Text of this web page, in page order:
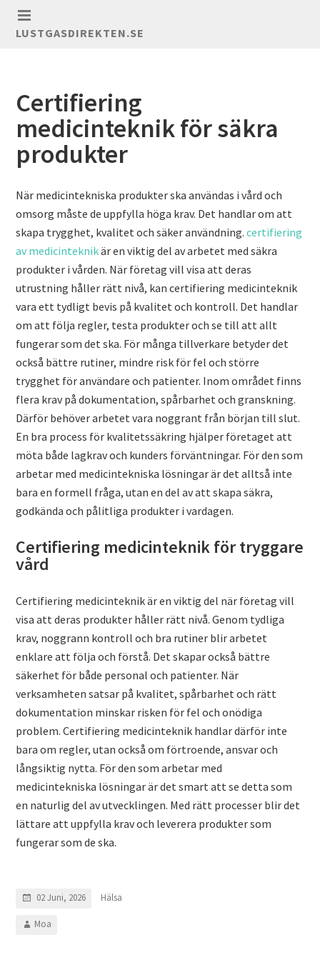
LUSTGASDIREKTEN.SE
Certifiering
medicinteknik för säkra
produkter
När medicintekniska produkter ska användas i vård och
omsorg måste de uppfylla höga krav. Det handlar om att
skapa trygghet, kvalitet och säker användning.certifiering
av medicinteknikär en viktig del av arbetet med säkra
produkter i vården. När företag vill visa att deras
utrustning håller rätt nivå, kan certifiering medicinteknik
vara ett tydligt bevis på kvalitet och kontroll. Det handlar
om att följa regler, testa produkter och se till att allt
fungerar som det ska. För många tillverkare betyder det
också bättre rutiner, mindre risk för fel och större
trygghet för användare och patienter. Inom området finns
flera krav på dokumentation, spårbarhet och granskning.
Därför behöver arbetet vara noggrant från början till slut.
En bra process för kvalitetssäkring hjälper företaget att
möta både lagkrav och kunders förväntningar. För den som
arbetar med medicintekniska lösningar är det alltså inte
bara en formell fråga, utan en del av att skapa säkra,
godkända och pålitliga produkter i vardagen.
Certifiering medicinteknik för tryggare
vård
Certifiering medicinteknik är en viktig del när företag vill
visa att deras produkter håller rätt nivå. Genom tydliga
krav, noggrann kontroll och bra rutiner blir arbetet
enklare att följa och förstå. Det skapar också bättre
säkerhet för både personal och patienter. När
verksamheten satsar på kvalitet, spårbarhet och rätt
dokumentation minskar risken för fel och onödiga
problem. Certifiering medicinteknik handlar därför inte
bara om regler, utan också om förtroende, ansvar och
långsiktig nytta. För den som arbetar med
medicintekniska lösningar är det smart att se detta som
en naturlig del av utvecklingen. Med rätt processer blir det
lättare att uppfylla krav och leverera produkter som
fungerar som de ska.
02 Juni, 2026
Moa
Hälsa